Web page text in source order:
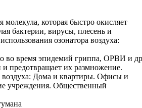
молекула, которая быстро окисляет
бактерии, вирусы, плесень и
озонатора воздуха:
во время эпидемий гриппа, ОРВИ и
и предотвращает их размножение.
воздуха: Дома и квартиры. Офисы и
учреждения. Общественный